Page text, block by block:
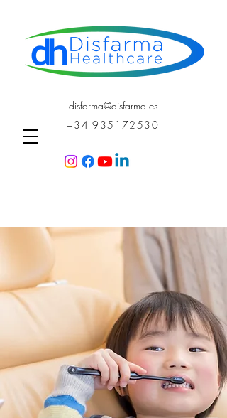
disfarma@disfarma.es
+34 935172530